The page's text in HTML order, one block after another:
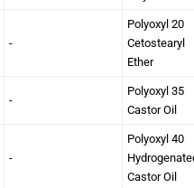
-
Polyoxyl 20
Cetostearyl
Ether
-
Polyoxyl 35
Castor Oil
-
Polyoxyl 40
Castor Oil